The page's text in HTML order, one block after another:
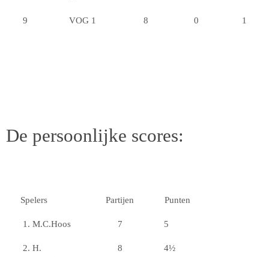
9 VOG 1 8 0 1
De persoonlijke scores:
Spelers Partijen Punten
1. M.C.Hoos 7 5
2. H.
8 4½